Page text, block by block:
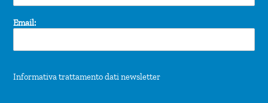
Email:
Informativa trattamento dati newsletter